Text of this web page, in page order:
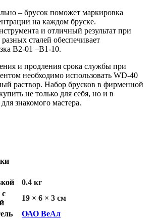
– брусок поможет маркировка
на каждом бруске.
и отличный результат при
сталей обеспечивает
В2-01 –В1-10.
и продления срока службы при
необходимо использовать WD-40
раствор. Набор брусков в фирменной
не только для себя, но и в
знакомого мастера.
0.4 кг
19 × 6 × 3 см
ОАО ВеАл